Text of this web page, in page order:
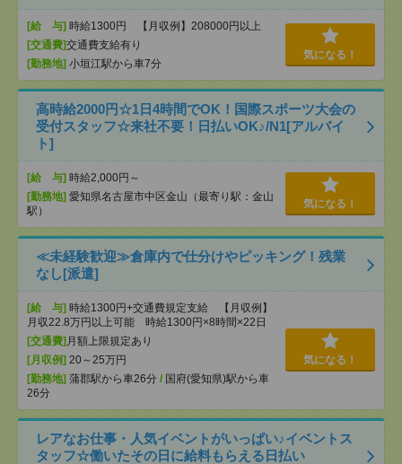
[給 与] 時給1300円 【月収例】208000円以上
[交通費]交通費支給有り
[勤務地] 小垣江駅から車7分
気になる！
高時給2000円☆1日4時間でOK！国際スポーツ大会の
受付スタッフ☆来社不要！日払いOK♪/N1[アルバイ
ト]
[給 与] 時給2,000円～
[勤務地] 愛知県名古屋市中区金山（最寄り駅：金山
駅）
気になる！
≪未経験歓迎≫倉庫内で仕分けやピッキング！残業
なし[派遣]
[給 与] 時給1300円+交通費規定支給 【月収例】
月収22.8万円以上可能 時給1300円×8時間×22日
[交通費] 月額上限規定あり
[月収例] 20～25万円
[勤務地] 蒲郡駅から車26分 / 国府(愛知県)駅から車
26分
気になる！
レアなお仕事・人気イベントがいっぱい♪イベントス
タッフ☆働いたその日に給料もらえる日払い